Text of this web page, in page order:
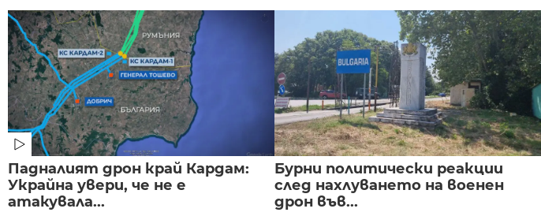
Падналият дрон край Кардам:
Украйна увери, че не е
атакувала...
Бурни политически реакции
след нахлуването на военен
дрон във...